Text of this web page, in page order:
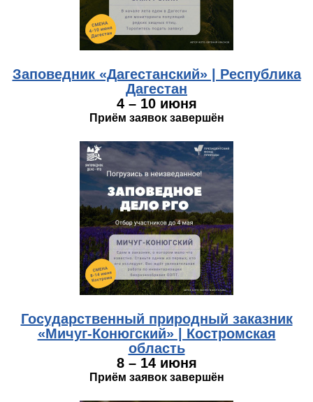
Заповедник «Дагестанский» | Республика
Дагестан
4 – 10 июня
Приём заявок завершён
kostroma.jpg
Государственный природный заказник
«Мичуг-Конюгский» | Костромская
область
8 – 14 июня
Приём заявок завершён